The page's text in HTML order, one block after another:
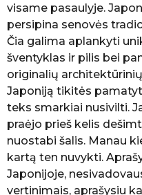
g
k
e
l
b
K
e
l
i
a
u
t
o
j
visame pasaulyje.
persipina senovės
Čia galima aplankyti
šventyklas ir pilis bei
originalių
Japoniją tikitės
teks smarkiai nusivilti.
praėjo prieš kelis
nuostabi šalis. Manau
kartą ten nuvykti.
Japonijoje,
vertinimais, aprašysiu